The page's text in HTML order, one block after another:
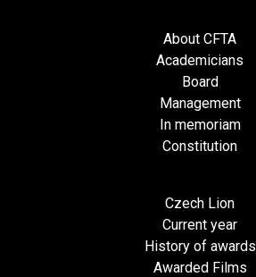
About CFTA
Academicians
Board
Management
In memoriam
Constitution
Czech Lion
Current year
History of awards
Awarded Films